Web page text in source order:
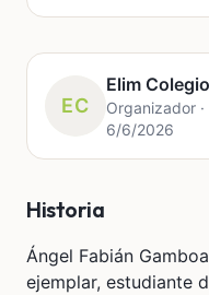
EC
Elim
Organizador
6/6/2026
Historia
Ángel Fabián
ejemplar, estudiante